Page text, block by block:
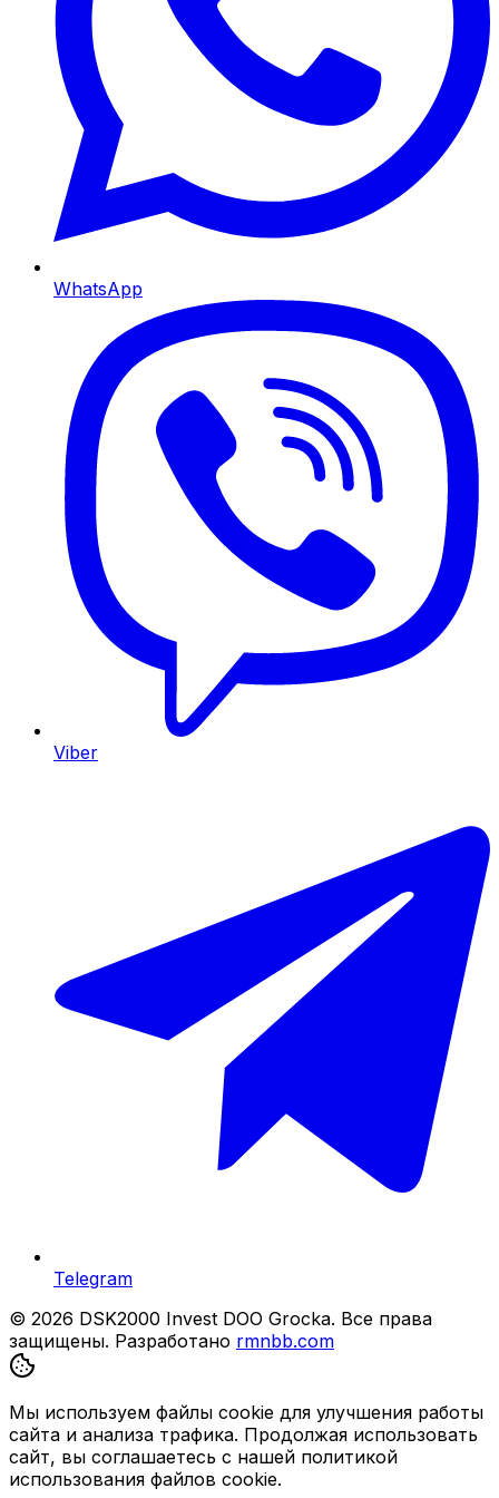
WhatsApp
Viber
Telegram
© 2026 DSK2000 Invest DOO Grocka. Все права
защищены. Разработано rmnbb.com
Мы используем файлы cookie для улучшения работы
сайта и анализа трафика. Продолжая использовать
сайт, вы соглашаетесь с нашей политикой
использования файлов cookie.